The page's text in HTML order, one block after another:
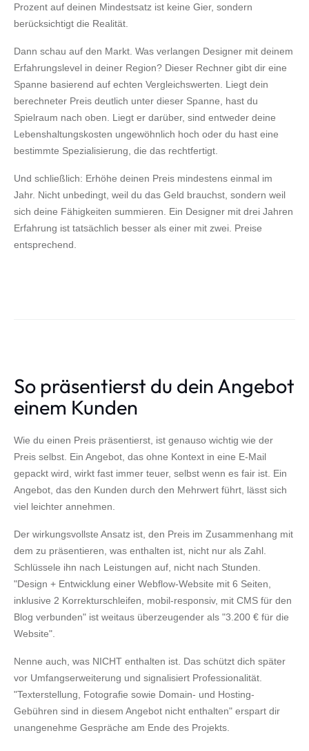
Prozent auf deinen Mindestsatz ist keine Gier, sondern
berücksichtigt die Realität.
Dann schau auf den Markt. Was verlangen Designer mit deinem
Erfahrungslevel in deiner Region? Dieser Rechner gibt dir eine
Spanne basierend auf echten Vergleichswerten. Liegt dein
berechneter Preis deutlich unter dieser Spanne, hast du
Spielraum nach oben. Liegt er darüber, sind entweder deine
Lebenshaltungskosten ungewöhnlich hoch oder du hast eine
bestimmte Spezialisierung, die das rechtfertigt.
Und schließlich: Erhöhe deinen Preis mindestens einmal im
Jahr. Nicht unbedingt, weil du das Geld brauchst, sondern weil
sich deine Fähigkeiten summieren. Ein Designer mit drei Jahren
Erfahrung ist tatsächlich besser als einer mit zwei. Preise
entsprechend.
So präsentierst du dein Angebot
einem Kunden
Wie du einen Preis präsentierst, ist genauso wichtig wie der
Preis selbst. Ein Angebot, das ohne Kontext in eine E-Mail
gepackt wird, wirkt fast immer teuer, selbst wenn es fair ist. Ein
Angebot, das den Kunden durch den Mehrwert führt, lässt sich
viel leichter annehmen.
Der wirkungsvollste Ansatz ist, den Preis im Zusammenhang mit
dem zu präsentieren, was enthalten ist, nicht nur als Zahl.
Schlüssele ihn nach Leistungen auf, nicht nach Stunden.
"Design + Entwicklung einer Webflow-Website mit 6 Seiten,
inklusive 2 Korrekturschleifen, mobil-responsiv, mit CMS für den
Blog verbunden" ist weitaus überzeugender als "3.200 € für die
Website".
Nenne auch, was NICHT enthalten ist. Das schützt dich später
vor Umfangserweiterung und signalisiert Professionalität.
"Texterstellung, Fotografie sowie Domain- und Hosting-
Gebühren sind in diesem Angebot nicht enthalten" erspart dir
unangenehme Gespräche am Ende des Projekts.